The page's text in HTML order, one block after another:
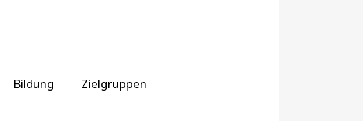
Bildung Zielgruppen